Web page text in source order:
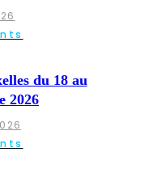
du 18 au
2026